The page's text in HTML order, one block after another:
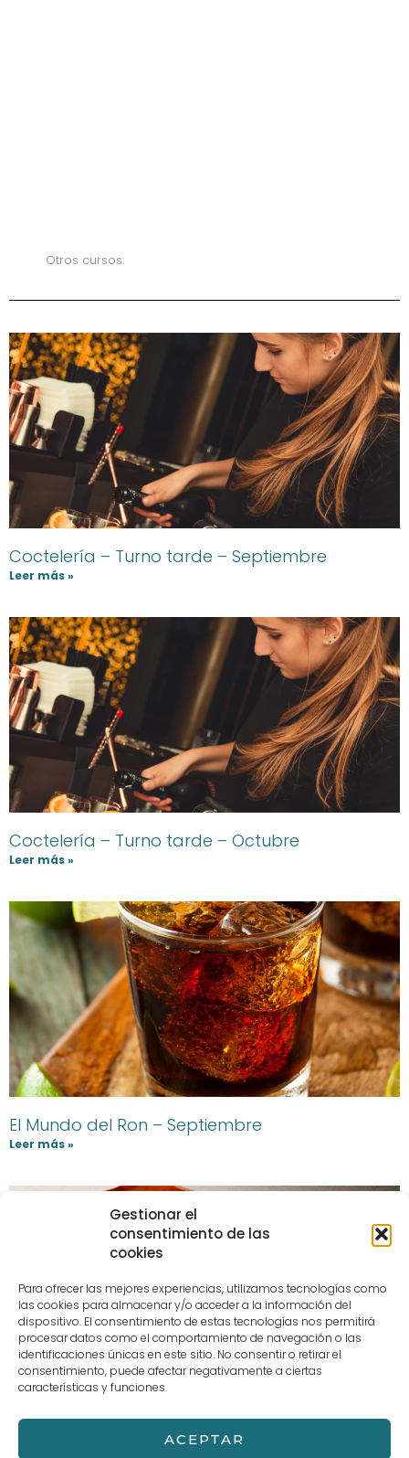
Gestionar el
consentimiento de las
cookies
Para ofrecer las mejores experiencias, utilizamos tecnologías como
las cookies para almacenar y/o acceder a la información del
dispositivo. El consentimiento de estas tecnologías nos permitirá
procesar datos como el comportamiento de navegación o las
identificaciones únicas en este sitio. No consentir o retirar el
consentimiento, puede afectar negativamente a ciertas
características y funciones.
ACEPTAR
Otros cursos:
Coctelería – Turno tarde – Septiembre
Leer más »
Coctelería – Turno tarde – Octubre
Leer más »
El Mundo del Ron – Septiembre
Leer más »
Leer más »